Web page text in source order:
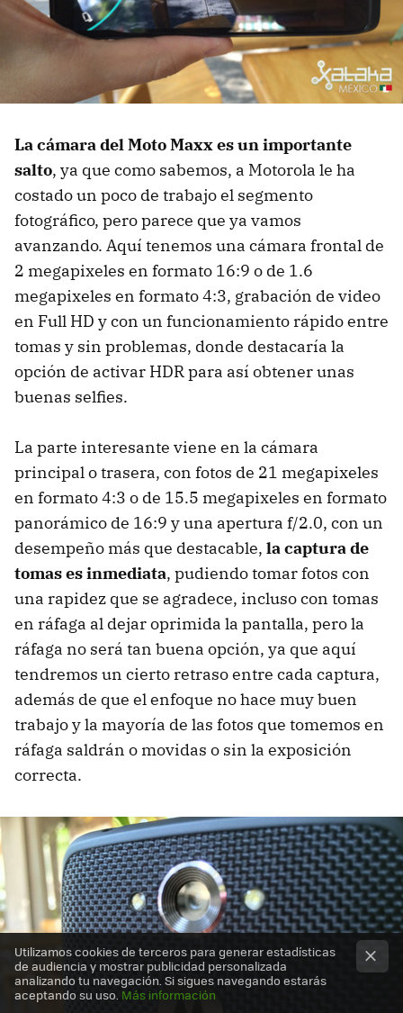
La cámara del Moto Maxx es un importante
salto, ya que como sabemos, a Motorola le ha
costado un poco de trabajo el segmento
fotográfico, pero parece que ya vamos
avanzando. Aquí tenemos una cámara frontal de
2 megapixeles en formato 16:9 o de 1.6
megapixeles en formato 4:3, grabación de video
en Full HD y con un funcionamiento rápido entre
tomas y sin problemas, donde destacaría la
opción de activar HDR para así obtener unas
buenas selfies.
La parte interesante viene en la cámara
principal o trasera, con fotos de 21 megapixeles
en formato 4:3 o de 15.5 megapixeles en formato
panorámico de 16:9 y una apertura f/2.0, con un
desempeño más que destacable, la captura de
tomas es inmediata, pudiendo tomar fotos con
una rapidez que se agradece, incluso con tomas
en ráfaga al dejar oprimida la pantalla, pero la
ráfaga no será tan buena opción, ya que aquí
tendremos un cierto retraso entre cada captura,
además de que el enfoque no hace muy buen
trabajo y la mayoría de las fotos que tomemos en
ráfaga saldrán o movidas o sin la exposición
correcta.
Utilizamos cookies de terceros para generar estadísticas
de audiencia y mostrar publicidad personalizada
analizando tu navegación. Si sigues navegando estarás
aceptando su uso. Más información